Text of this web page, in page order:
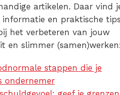
artikelen. Daar vind
informatie en praktische
het verbeteren van jouw
en slimmer
stappen die je
ondernemer